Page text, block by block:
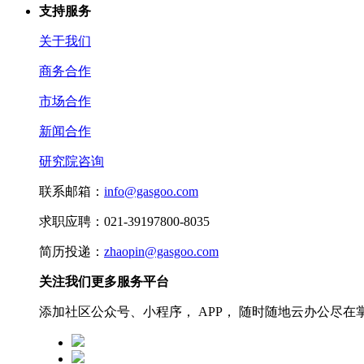
支持服务
关于我们
商务合作
市场合作
新闻合作
研究院咨询
联系邮箱： info@gasgoo.com
求职应聘：021-39197800-8035
简历投递： zhaopin@gasgoo.com
关注我们更多服务平台
添加社区公众号、小程序， APP， 随时随地云办公尽在